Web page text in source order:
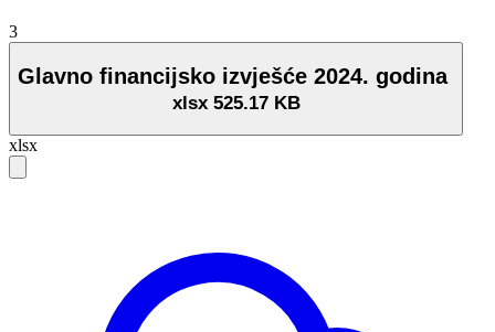
3
Glavno financijsko izvješće 2024. godina
xlsx 525.17 KB
xlsx